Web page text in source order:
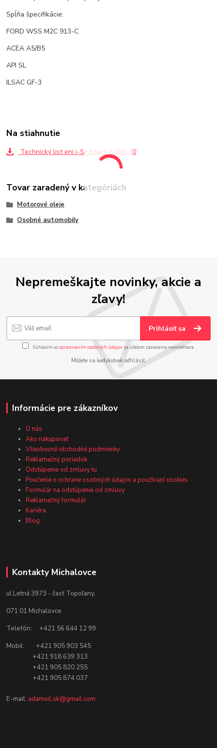
Spĺňa špecifikácie:
FORD WSS M2C 913-C
ACEA A5/B5
API SL
ILSAC GF-3
Na stiahnutie
Technický list eni i-Sint tech F 5W-30
Tovar zaradený v kategóriách
Motorové oleje
Osobné automobily
Nepremeškajte novinky, akcie a
zľavy!
Prihlásiť sa
Súhlasím sospracovaním osobných údajov za účelom zasielania newslettera.
Môžete sa kedykoľvek odhlásiť.
Informácie pre zákazníkov
O nás
Ako nakupovať
Všeobecné obchodné podmienky
Reklamačný poriadok
Odstúpenie od zmluvy tu
Poučenie o ochrane osobných údajov a používaní cookies
Formulár na odstúpenie od zmluvy
Reklamačný formulár
Kariéra
Blog
Kontakty Michalovce
ul.Letná 3973 - časť Topoľany,
071 01 Michalovce
Telefón: +421 56 644 12 99
Mobil: +421 905 903 545
+421 918 639 313
+421 905 820 255
+421 905 874 037
E-mail: adamoil.sk@gmail.com